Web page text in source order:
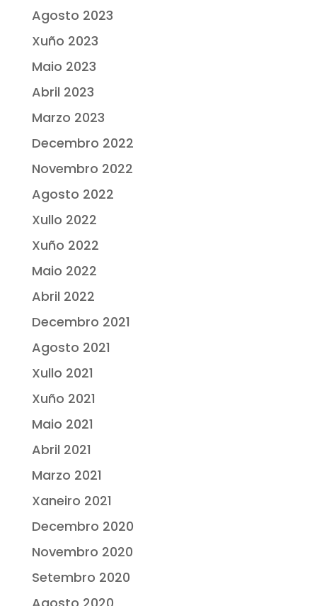
Agosto 2023
Xuño 2023
Maio 2023
Abril 2023
Marzo 2023
Decembro 2022
Novembro 2022
Agosto 2022
Xullo 2022
Xuño 2022
Maio 2022
Abril 2022
Decembro 2021
Agosto 2021
Xullo 2021
Xuño 2021
Maio 2021
Abril 2021
Marzo 2021
Xaneiro 2021
Decembro 2020
Novembro 2020
Setembro 2020